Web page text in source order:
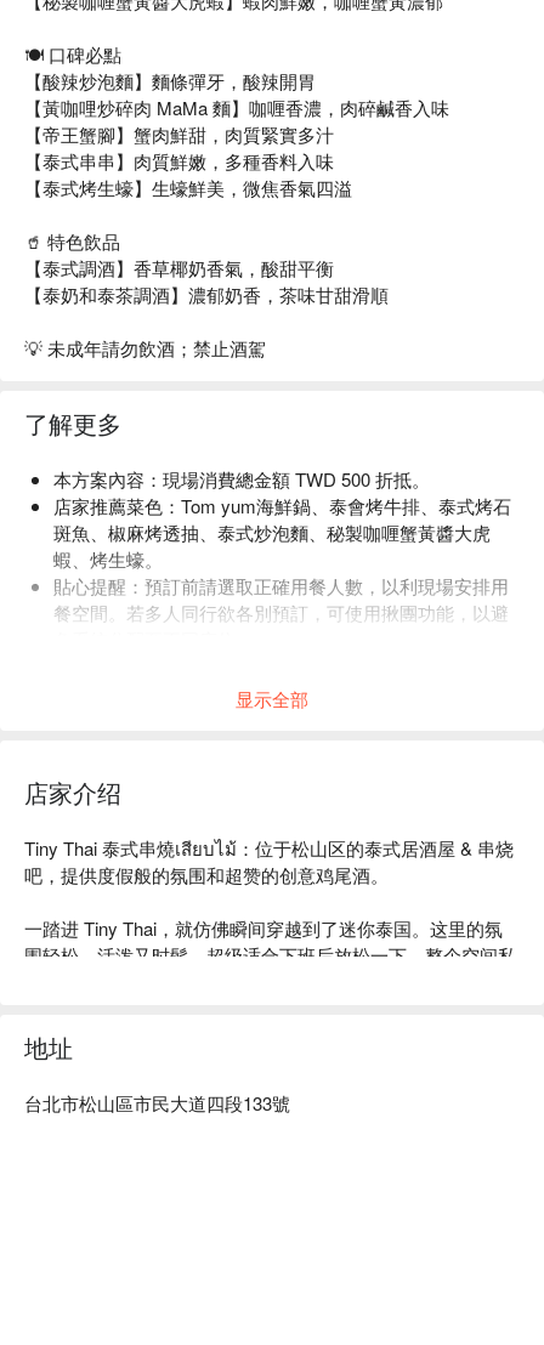
🍽️ 口碑必點
【酸辣炒泡麵】麵條彈牙，酸辣開胃
【黃咖哩炒碎肉 MaMa 麵】咖喱香濃，肉碎鹹香入味
【帝王蟹腳】蟹肉鮮甜，肉質緊實多汁
【泰式串串】肉質鮮嫩，多種香料入味
【泰式烤生蠔】生蠔鮮美，微焦香氣四溢
🥤 特色飲品
【泰式調酒】香草椰奶香氣，酸甜平衡
【泰奶和泰茶調酒】濃郁奶香，茶味甘甜滑順
💡 未成年請勿飲酒；禁止酒駕
了解更多
本方案內容：現場消費總金額 TWD 500 折抵。
店家推薦菜色：Tom yum海鮮鍋、泰會烤牛排、泰式烤石
斑魚、椒麻烤透抽、泰式炒泡麵、秘製咖喱蟹黃醬大虎
蝦、烤生蠔。
貼心提醒：預訂前請選取正確用餐人數，以利現場安排用
餐空間。若多人同行欲各別預訂，可使用揪團功能，以避
显示全部
店家介绍
Tiny Thai 泰式串燒เสียบไม้：位于松山区的泰式居酒屋 & 串烧
吧，提供度假般的氛围和超赞的创意鸡尾酒。
一踏进 Tiny Thai，就仿佛瞬间穿越到了迷你泰国。这里的氛
围轻松、活泼又时髦，超级适合下班后放松一下。整个空间私
当地人超爱它的理由是：他们完美拿捏了“泰式居酒屋”的精
招牌主食。再从酒单上点一杯创意泰式鸡尾酒，保证惊艳你的
地址
台北市松山區市民大道四段133號